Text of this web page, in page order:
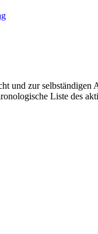
zur
Liste des